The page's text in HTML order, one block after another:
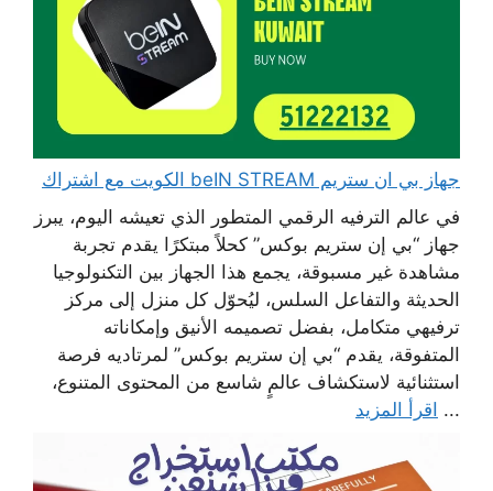
جهاز بي ان ستريم beIN STREAM الكويت مع اشتراك
في عالم الترفيه الرقمي المتطور الذي تعيشه اليوم، يبرز
جهاز “بي إن ستريم بوكس” كحلاً مبتكرًا يقدم تجربة
مشاهدة غير مسبوقة، يجمع هذا الجهاز بين التكنولوجيا
الحديثة والتفاعل السلس، ليُحوّل كل منزل إلى مركز
ترفيهي متكامل، بفضل تصميمه الأنيق وإمكاناته
المتفوقة، يقدم “بي إن ستريم بوكس” لمرتاديه فرصة
استثنائية لاستكشاف عالمٍ شاسع من المحتوى المتنوع،
... اقرأ المزيد